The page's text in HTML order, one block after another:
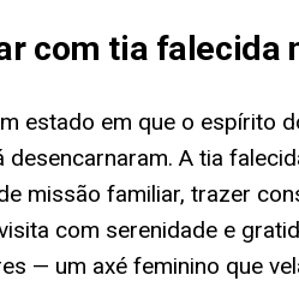
com tia falecida
estado em que o
A tia
missão familiar, trazer
com serenidade e
— um axé feminino que